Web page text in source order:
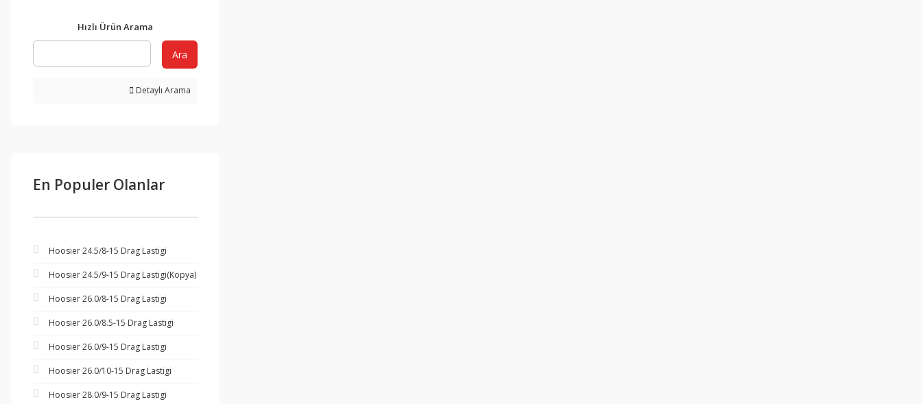
Hızlı Ürün Arama
Ara
Detaylı Arama
En Populer Olanlar
Hoosier 24.5/8-15 Drag Lastigi
Hoosier 24.5/9-15 Drag Lastigi(Kopya)
Hoosier 26.0/8-15 Drag Lastigi
Hoosier 26.0/8.5-15 Drag Lastigi
Hoosier 26.0/9-15 Drag Lastigi
Hoosier 26.0/10-15 Drag Lastigi
Hoosier 28.0/9-15 Drag Lastigi